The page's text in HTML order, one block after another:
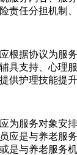
责任分担机制
根据协议为服
具支持、心理
供护理技能提升
为服务对象安
应是与养老服
是与养老服务